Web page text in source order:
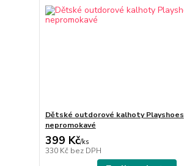
Dětské outdorové kalhoty Playshoes
nepromokavé
399 Kč/ks
330 Kč bez DPH